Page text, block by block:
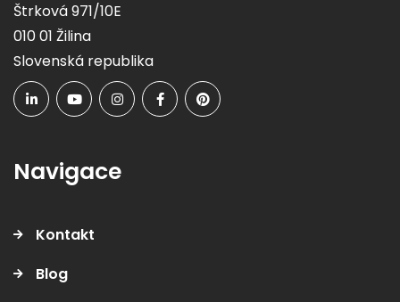
Štrková 971/10E
010 01 Žilina
Slovenská republika
Navigace
Kontakt
Blog